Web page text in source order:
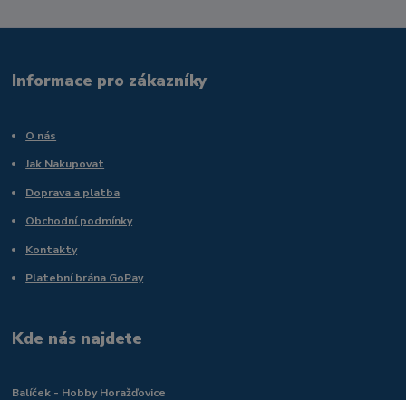
Informace pro zákazníky
O nás
Jak Nakupovat
Doprava a platba
Obchodní podmínky
Kontakty
Platební brána GoPay
Kde nás najdete
Balíček - Hobby Horažďovice